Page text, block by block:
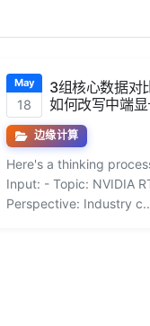
May
18
3组核心数据对
如何改写中端
边缘计算
Here's a thinking
Input: - Topic: NVIDIA
Perspective: Industry